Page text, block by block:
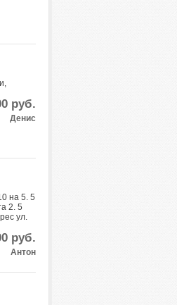
руб.
Денис
на 5. 5
2. 5
ул.
руб.
Антон